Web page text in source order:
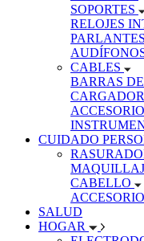
SOPORTES
RELOJES
PARLANTES
CABLES
BARRAS
CUIDADO
CABELLO
SALUD
HOGAR